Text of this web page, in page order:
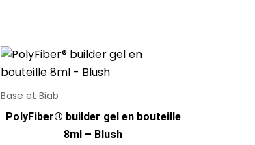
Base et Biab
PolyFiber® builder gel en bouteille
8ml – Blush